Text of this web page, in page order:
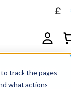
track the pages
what actions
£
en zircone